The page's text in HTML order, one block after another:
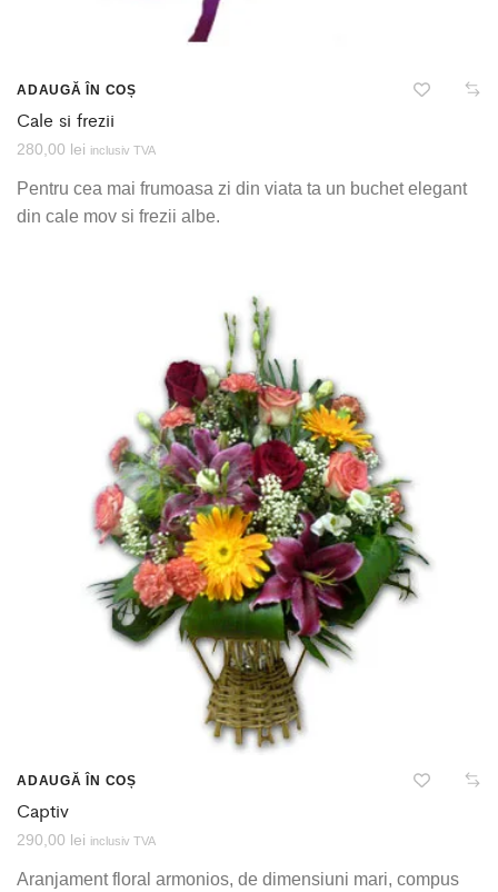
ADAUGĂ ÎN COȘ
Cale si frezii
280,00 lei inclusiv TVA
Pentru cea mai frumoasa zi din viata ta un buchet elegant
din cale mov si frezii albe.
ADAUGĂ ÎN COȘ
Captiv
290,00 lei inclusiv TVA
Aranjament floral armonios, de dimensiuni mari, compus